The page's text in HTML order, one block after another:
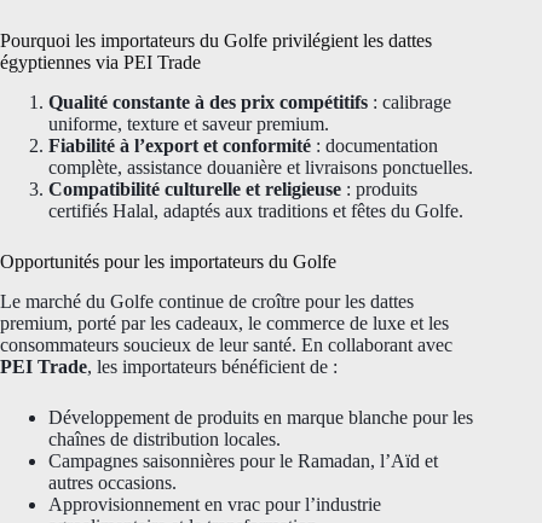
Pourquoi les importateurs du Golfe privilégient les dattes
égyptiennes via PEI Trade
Qualité constante à des prix compétitifs : calibrage
uniforme, texture et saveur premium.
Fiabilité à l’export et conformité : documentation
complète, assistance douanière et livraisons ponctuelles.
Compatibilité culturelle et religieuse : produits
certifiés Halal, adaptés aux traditions et fêtes du Golfe.
Opportunités pour les importateurs du Golfe
Le marché du Golfe continue de croître pour les dattes
premium, porté par les cadeaux, le commerce de luxe et les
consommateurs soucieux de leur santé. En collaborant avec
PEI Trade, les importateurs bénéficient de :
Développement de produits en marque blanche pour les
chaînes de distribution locales.
Campagnes saisonnières pour le Ramadan, l’Aïd et
autres occasions.
Approvisionnement en vrac pour l’industrie